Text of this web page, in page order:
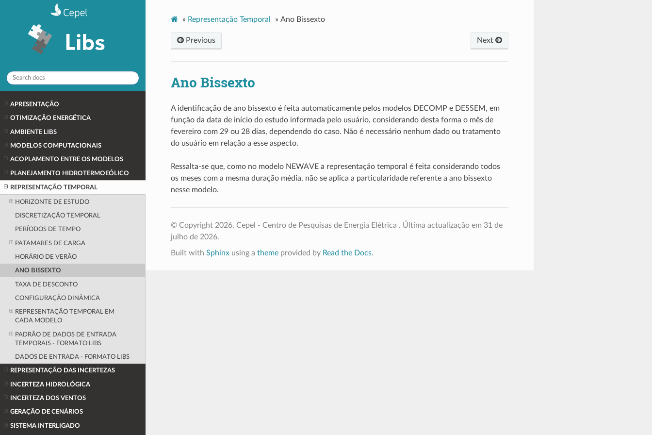
APRESENTAÇÃO
OTIMIZAÇÃO ENERGÉTICA
AMBIENTE LIBS
MODELOS COMPUTACIONAIS
ACOPLAMENTO ENTRE OS MODELOS
PLANEJAMENTO HIDROTERMOEÓLICO
REPRESENTAÇÃO TEMPORAL
HORIZONTE DE ESTUDO
DISCRETIZAÇÃO TEMPORAL
PERÍODOS DE TEMPO
PATAMARES DE CARGA
HORÁRIO DE VERÃO
ANO BISSEXTO
TAXA DE DESCONTO
CONFIGURAÇÃO DINÂMICA
REPRESENTAÇÃO TEMPORAL EM
CADA MODELO
PADRÃO DE DADOS DE ENTRADA
TEMPORAIS - FORMATO LIBS
DADOS DE ENTRADA - FORMATO LIBS
REPRESENTAÇÃO DAS INCERTEZAS
INCERTEZA HIDROLÓGICA
INCERTEZA DOS VENTOS
GERAÇÃO DE CENÁRIOS
SISTEMA INTERLIGADO
» Representação Temporal » Ano Bissexto
Next
Previous
Ano Bissexto
A identificação de ano bissexto é feita automaticamente pelos modelos DECOMP e DESSEM, em
função da data de início do estudo informada pelo usuário, considerando desta forma o mês de
fevereiro com 29 ou 28 dias, dependendo do caso. Não é necessário nenhum dado ou tratamento
do usuário em relação a esse aspecto.
Ressalta-se que, como no modelo NEWAVE a representação temporal é feita considerando todos
os meses com a mesma duração média, não se aplica a particularidade referente a ano bissexto
nesse modelo.
© Copyright 2026, Cepel - Centro de Pesquisas de Energia Elétrica . Última actualização em 31 de
julho de 2026.
Built with Sphinxusing a themeprovided by Read the Docs.